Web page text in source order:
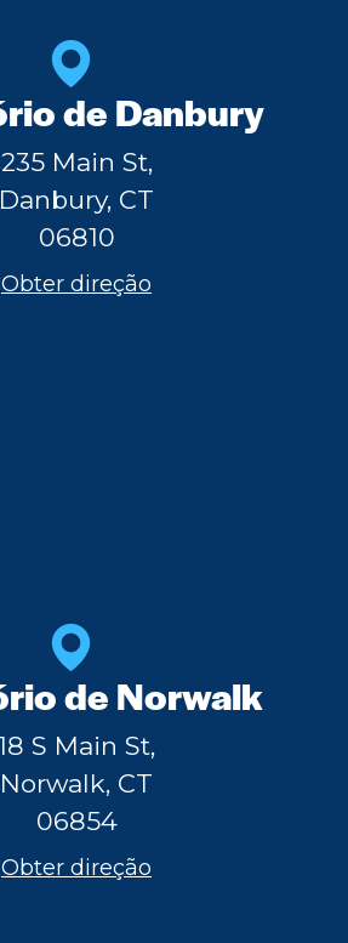
de Danbury
235 Main St,
Danbury, CT
06810
Obter direção
de Norwalk
S Main St,
Norwalk, CT
06854
Obter direção